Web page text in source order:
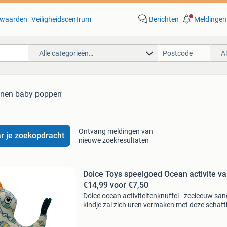
Veiligheidscentrum Berichten Meldingen
Alle categorieën…
baby poppen'
je zoekopdracht
Ontvang meldingen van
nieuwe zoekresultaten
Dolce Toys speelgoed Ocean activite
€14,99 voor €7,50
Dolce ocean activiteitenknuffel - zeeleeuw
kindje zal zich uren vermaken met deze